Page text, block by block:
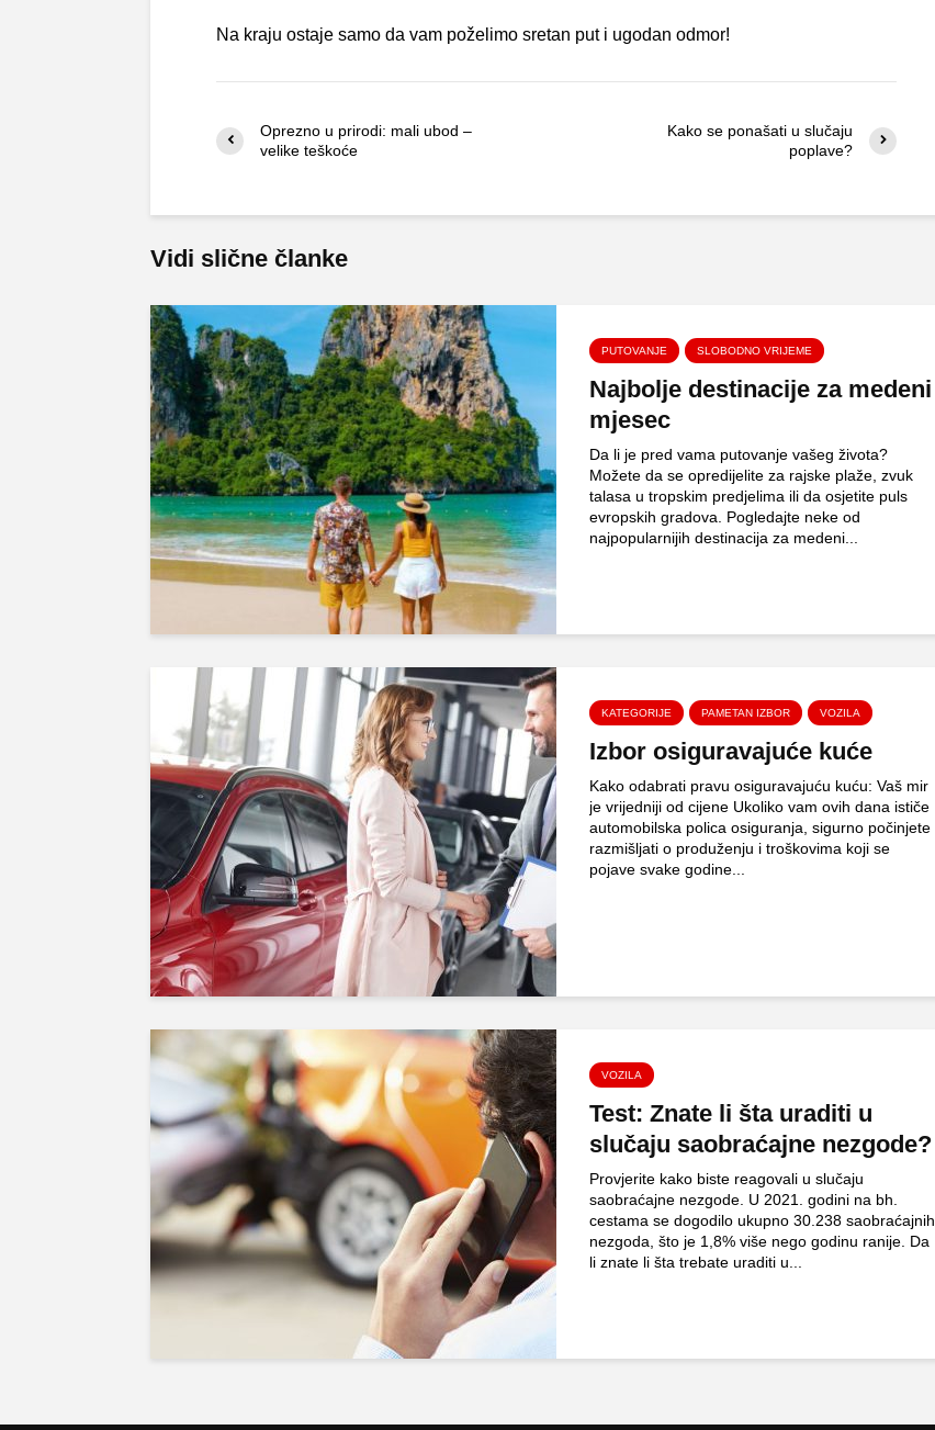
Na kraju ostaje samo da vam poželimo sretan put i ugodan odmor!
Oprezno u prirodi: mali ubod –
velike teškoće
Kako se ponašati u slučaju
poplave?
Vidi slične članke
PUTOVANJE SLOBODNO VRIJEME
Najbolje destinacije za medeni
mjesec
Da li je pred vama putovanje vašeg života?
Možete da se opredijelite za rajske plaže, zvuk
talasa u tropskim predjelima ili da osjetite puls
evropskih gradova. Pogledajte neke od
najpopularnijih destinacija za medeni...
KATEGORIJE PAMETAN IZBOR VOZILA
Izbor osiguravajuće kuće
Kako odabrati pravu osiguravajuću kuću: Vaš mir
je vrijedniji od cijene Ukoliko vam ovih dana ističe
automobilska polica osiguranja, sigurno počinjete
razmišljati o produženju i troškovima koji se
pojave svake godine...
VOZILA
Test: Znate li šta uraditi u
slučaju saobraćajne nezgode?
Provjerite kako biste reagovali u slučaju
saobraćajne nezgode. U 2021. godini na bh.
cestama se dogodilo ukupno 30.238 saobraćajnih
nezgoda, što je 1,8% više nego godinu ranije. Da
li znate li šta trebate uraditi u...